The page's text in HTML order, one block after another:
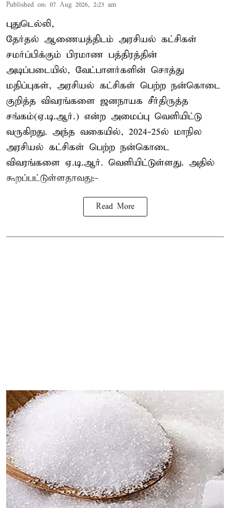
Published on: 07 Aug 2026, 2:23 am
புதுடெல்லி,
தேர்தல் ஆணையத்திடம் அரசியல் கட்சிகள்
சமர்ப்பிக்கும் பிரமாண பத்திரத்தின்
அடிப்படையில், வேட்பாளர்களின் சொத்து
மதிப்புகள், அரசியல் கட்சிகள் பெற்ற நன்கொடை
குறித்த விவரங்களை ஜனநாயக சீர்திருத்த
சங்கம்(ஏ.டி.ஆர்.) என்ற அமைப்பு வெளியிட்டு
வருகிறது. அந்த வகையில், 2024-25ல் மாநில
அரசியல் கட்சிகள் பெற்ற நன்கொடை
விவரங்களை ஏ.டி.ஆர். வெளியிட்டுள்ளது. அதில்
கூறப்பட்டுள்ளதாவது:-
Read More